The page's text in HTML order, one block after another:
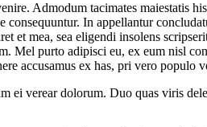
Admodum tacimates maiestatis
In appellantur
mea, sea eligendi insolens
Mel purto adipisci eu, ex eum nisl
accusamus ex has, pri vero populo
ei verear dolorum. Duo quas viris